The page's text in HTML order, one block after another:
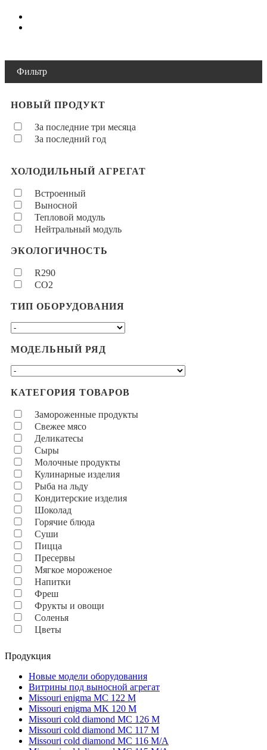
Фильтр
НОВЫЙ ПРОДУКТ
За последние три месяца
За последний год
ХОЛОДИЛЬНЫЙ АГРЕГАТ
Встроенный
Выносной
Тепловой модуль
Нейтральный модуль
ЭКОЛОГИЧНОСТЬ
R290
CO2
ТИП ОБОРУДОВАНИЯ
МОДЕЛЬНЫЙ РЯД
КАТЕГОРИЯ ТОВАРОВ
Замороженные продукты
Свежее мясо
Деликатесы
Сыры
Молочные продукты
Кулинарные изделия
Рыба на льду
Кондитерские изделия
Шоколад
Горячие блюда
Суши
Пицца
Пресервы
Мягкое мороженое
Напитки
Фреш
Фрукты и овощи
Соленья
Цветы
Продукция
Новые модели оборудования
Витрины под выносной агрегат
Missouri enigma MC 122 M
Missouri enigma MK 120 M
Missouri cold diamond MC 126 M
Missouri cold diamond MC 117 M
Missouri cold diamond MC 116 M/A